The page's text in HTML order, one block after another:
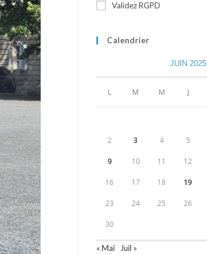
Validez RGPD
Calendrier
JUIN 2025
L M M J
2 3 4 5
9 10 11 12
16 17 18 19
23 24 25 26
30
« Mai Juil »